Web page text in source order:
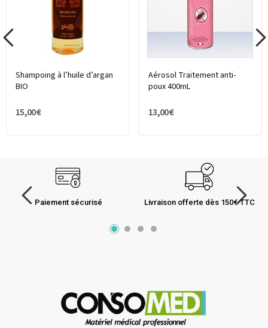
Shampoing à l’huile d’argan
BIO
15,00 €
Aérosol Traitement anti-
poux 400mL
13,00 €
Paiement sécurisé Livraison offerte dès 150€ TTC